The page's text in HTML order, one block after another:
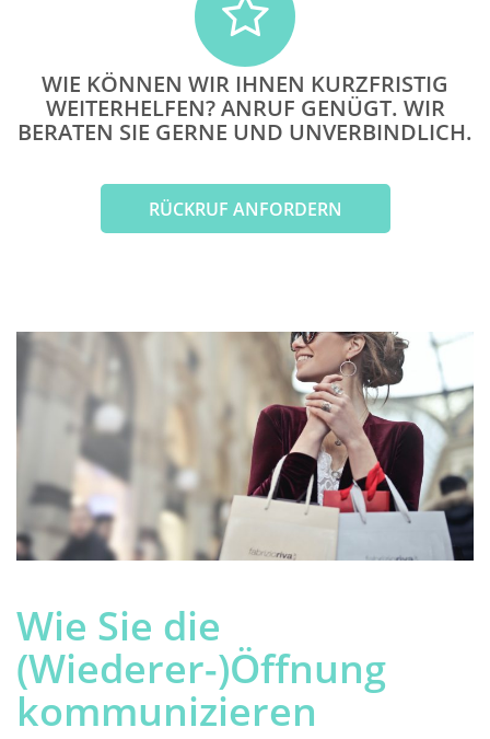
WIE KÖNNEN WIR IHNEN KURZFRISTIG
WEITERHELFEN? ANRUF GENÜGT. WIR
BERATEN SIE GERNE UND UNVERBINDLICH.
RÜCKRUF ANFORDERN
Wie Sie die
(Wiederer-)Öffnung
kommunizieren